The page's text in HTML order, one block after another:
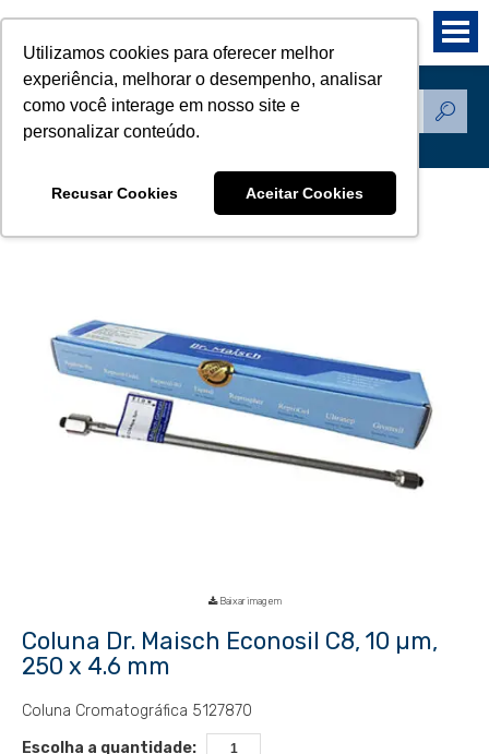
Utilizamos cookies para oferecer melhor
experiência, melhorar o desempenho, analisar
como você interage em nosso site e
personalizar conteúdo.
Recusar Cookies Aceitar Cookies
Produtos
Baixar imagem
Coluna Dr. Maisch Econosil C8, 10 µm,
250 x 4.6 mm
Coluna Cromatográfica 5127870
Escolha a quantidade: